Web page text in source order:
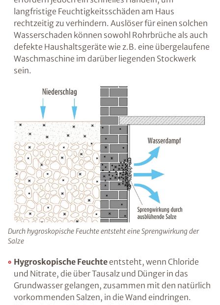
die Wand ein, ist dies meist ein Indiz für eine
fehlende oder unzureichende vertikale
Abdichtung. Feuchtigkeit kann jedoch auch
von unten, d.h. über die miteinander
verbundenen Baustoffporen aufsteigen. Diese
„kapillar aufsteigende“ Feuchtigkeit ist in
Feuchtigkeitsprobleme in erdberührten
Räumen wie dem Keller. Es kann auch
kondensationsbedingte Feuchtigkeit an
Wärmebrücken entstehen.
Wasserschädentreten meist unerwartet auf,
erfordern jedoch ein schnelles Handeln, um
langfristige Feuchtigkeitsschäden am Haus
rechtzeitig zu verhindern. Auslöser für einen
solchen Wasserschaden können sowohl
Rohrbrüche als auch defekte Haushaltsgeräte
wie z.B. eine übergelaufene Waschmaschine
im darüber liegenden Stockwerk sein.